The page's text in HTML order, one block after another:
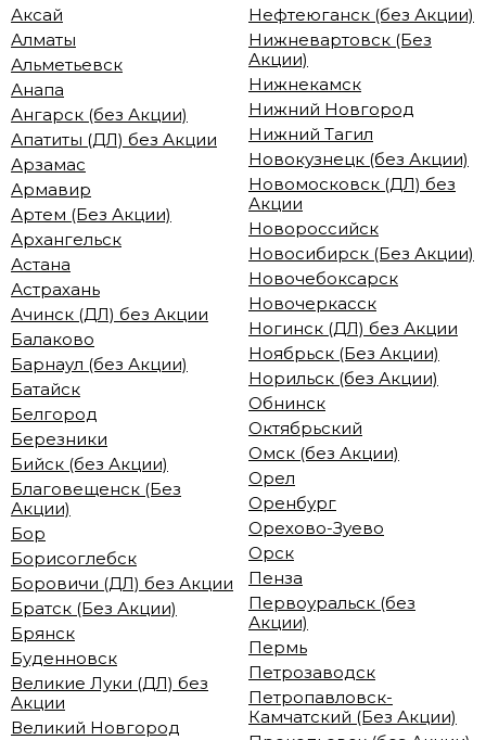
Аксай
Алматы
Альметьевск
Анапа
Ангарск (без Акции)
Апатиты (ДЛ) без Акции
Арзамас
Армавир
Артем (Без Акции)
Архангельск
Астана
Астрахань
Ачинск (ДЛ) без Акции
Балаково
Барнаул (без Акции)
Батайск
Белгород
Березники
Бийск (без Акции)
Благовещенск (Без
Акции)
Бор
Борисоглебск
Боровичи (ДЛ) без Акции
Братск (Без Акции)
Брянск
Буденновск
Великие Луки (ДЛ) без
Акции
Великий Новгород
Нефтеюганск (без Акции)
Нижневартовск (Без
Акции)
Нижнекамск
Нижний Новгород
Нижний Тагил
Новокузнецк (без Акции)
Новомосковск (ДЛ) без
Акции
Новороссийск
Новосибирск (Без Акции)
Новочебоксарск
Новочеркасск
Ногинск (ДЛ) без Акции
Ноябрьск (Без Акции)
Норильск (без Акции)
Обнинск
Октябрьский
Омск (без Акции)
Орел
Оренбург
Орехово-Зуево
Орск
Пенза
Первоуральск (без
Акции)
Пермь
Петрозаводск
Петропавловск-
Камчатский (Без Акции)